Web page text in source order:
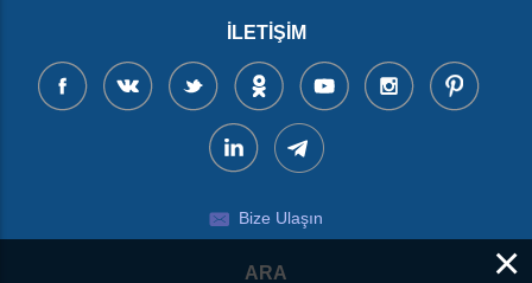
İLETIŞIM
Bize Ulaşın
ARA ×